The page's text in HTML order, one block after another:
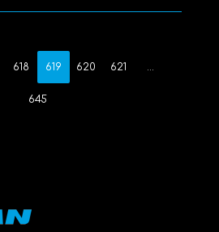
618 619 620 621
645